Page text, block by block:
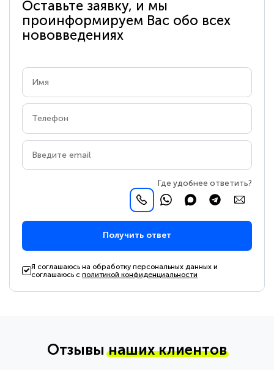
Оставьте заявку, и мы
проинформируем Вас обо всех
нововведениях
Где удобнее ответить?
Получить ответ
Я соглашаюсь на обработку персональных данных и
соглашаюсь сполитикой конфиденциальности
Отзывынаших клиентов